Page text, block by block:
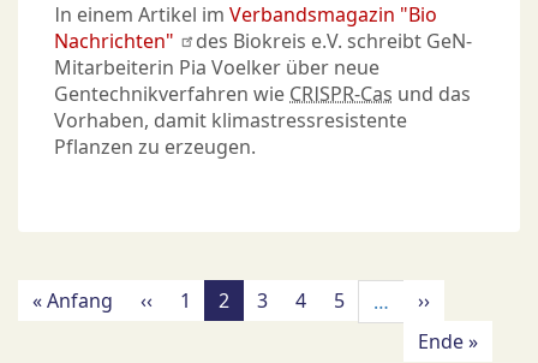
In einem Artikel im Verbandsmagazin "Bio
Nachrichten"
des Biokreis e.V. schreibt GeN-
Mitarbeiterin Pia Voelker über neue
Gentechnikverfahren wie CRISPR-Cas und das
Vorhaben, damit klimastressresistente
Pflanzen zu erzeugen.
Seitennummerierung
Erste
« Anfang
Vorherige
‹‹ Page
1
Aktuelle
Seite
2 Page
3 Page
4 Page
5 …
Nächste
››
Letzte
Ende »